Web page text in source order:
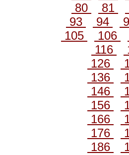
80
81
93
94
105
106
116
126
136
146
156
166
176
186